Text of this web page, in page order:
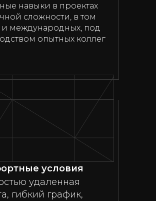
навыки в проектах
сложности, в том
и международных, под
опытных коллег
условия
удаленная
гибкий график,